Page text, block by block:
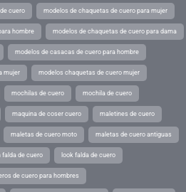
cuero modelos de chaquetas de cuero para mujer
hombre modelos de chaquetas de cuero para dama
modelos de casacas de cuero para hombre
mujer modelos chaquetas de cuero mujer
mochilas de cuero mochila de cuero
maquina de coser cuero maletines de cuero
maletas de cuero moto maletas de cuero antiguas
falda de cuero look falda de cuero
de cuero para hombres